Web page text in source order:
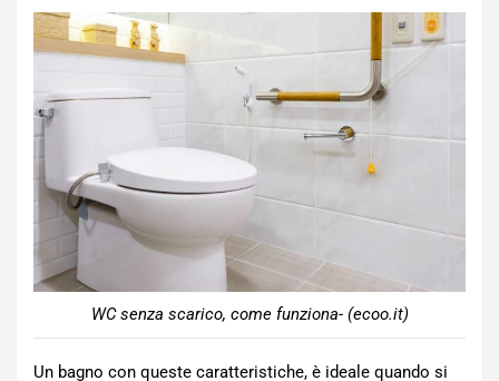
WC senza scarico, come funziona- (ecoo.it)
Un bagno con queste caratteristiche, è ideale quando si